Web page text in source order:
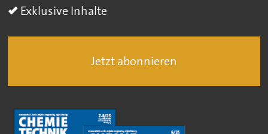
Exklusive Inhalte
Jetzt abonnieren